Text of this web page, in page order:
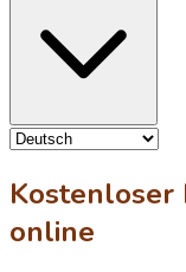
Kostenloser
online